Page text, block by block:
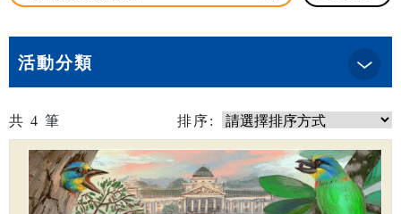
活動分類
共 4 筆 排序: